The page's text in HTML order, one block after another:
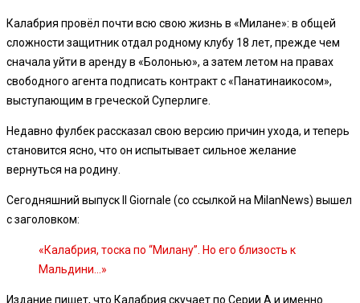
Калабрия провёл почти всю свою жизнь в «Милане»: в общей
сложности защитник отдал родному клубу 18 лет, прежде чем
сначала уйти в аренду в «Болонью», а затем летом на правах
свободного агента подписать контракт с «Панатинаикосом»,
выступающим в греческой Суперлиге.
Недавно фулбек рассказал свою версию причин ухода, и теперь
становится ясно, что он испытывает сильное желание
вернуться на родину.
Сегодняшний выпуск Il Giornale (со ссылкой на MilanNews) вышел
с заголовком:
«Калабрия, тоска по “Милану”. Но его близость к
Мальдини…»
Издание пишет, что Калабрия скучает по Серии А и именно